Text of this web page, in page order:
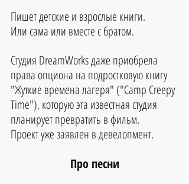
Пишет детские и взрослые книги.
Или сама или вместе с братом.
Студия DreamWorks даже приобрела
права опциона на подростковую книгу
"Жуткие времена лагеря" ("Camp Creepy
Time"), которую эта известная студия
планирует превратить в фильм.
Проект уже заявлен в девелопмент.
Про песни